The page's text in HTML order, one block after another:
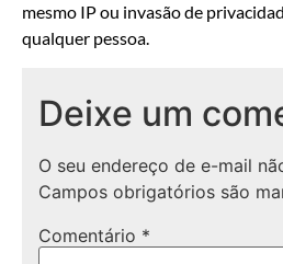
mesmo IP ou invasão de
qualquer pessoa.
Deixe um
O seu endereço de e-mail
Campos obrigatórios são
Comentário *